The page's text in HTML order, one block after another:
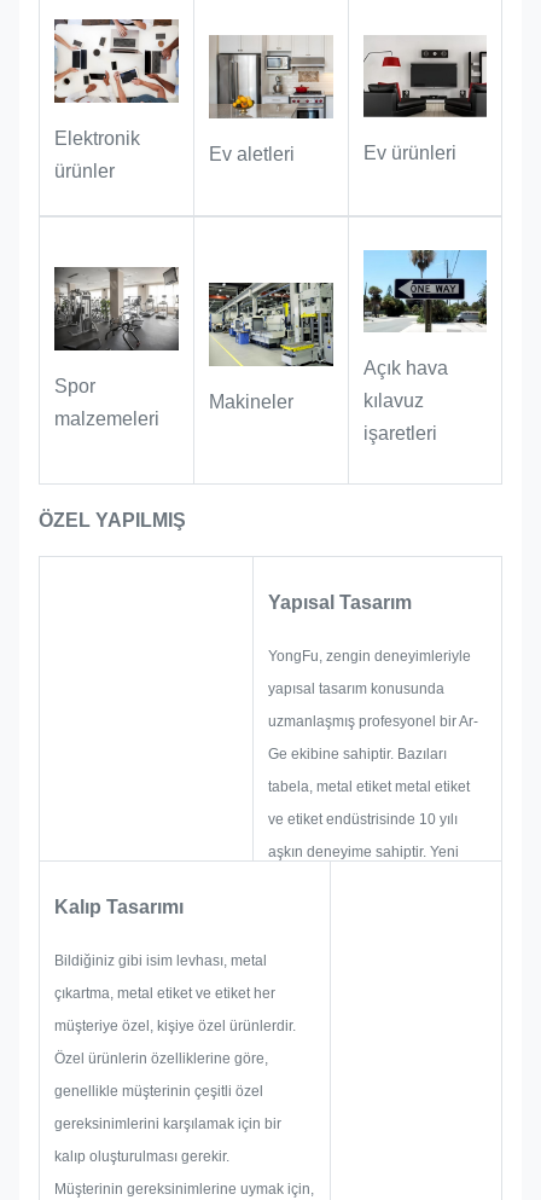
profesyonellik ve standardizasyonu
birleştirerek istikrar ve ihtişam
duygusu yayıyor.
Kamu varlık yönetimi:dış mekan
tesislerine, resmi araçlara, ofis
ekipmanlarına, kamu varlıklarına ve
sağlayabilir, kimlik bilgilerini uzun süre
kaydı, envanter ve izlenebilirlik
konusunda tam destek sağlayabilir.
Endüstriyel Ekipmanlar:Makinelerin,
donanım aksesuarlarının ve aletlerin
aşınmaya dayanıklı özellikleriyle
etiketler, atölye ve endüstriyel
Elektronik
ürünler
Ev aletleri Ev ürünleri
Spor
malzemeleri
Makineler
Açık hava
kılavuz
işaretleri
ÖZEL YAPILMIŞ
Yapısal Tasarım
YongFu, zengin deneyimleriyle
yapısal tasarım konusunda
uzmanlaşmış profesyonel bir Ar-
Ge ekibine sahiptir. Bazıları
tabela, metal etiket metal etiket
ve etiket endüstrisinde 10 yılı
aşkın deneyime sahiptir. Yeni
Kalıp Tasarımı
Bildiğiniz gibi isim levhası, metal
çıkartma, metal etiket ve etiket her
müşteriye özel, kişiye özel ürünlerdir.
Özel ürünlerin özelliklerine göre,
genellikle müşterinin çeşitli özel
gereksinimlerini karşılamak için bir
kalıp oluşturulması gerekir.
Müşterinin gereksinimlerine uymak için,